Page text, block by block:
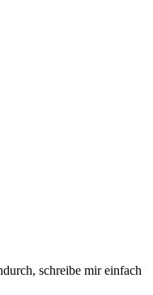
schreibe mir einfach